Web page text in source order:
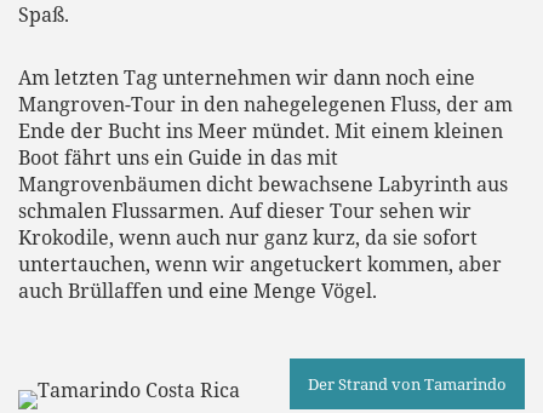
Spaß.
Am letzten Tag unternehmen wir dann noch eine
Mangroven-Tour in den nahegelegenen Fluss, der am
Ende der Bucht ins Meer mündet. Mit einem kleinen
Boot fährt uns ein Guide in das mit
Mangrovenbäumen dicht bewachsene Labyrinth aus
schmalen Flussarmen. Auf dieser Tour sehen wir
Krokodile, wenn auch nur ganz kurz, da sie sofort
untertauchen, wenn wir angetuckert kommen, aber
auch Brüllaffen und eine Menge Vögel.
Der Strand von Tamarindo